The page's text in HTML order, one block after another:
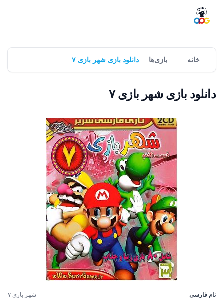
خانه بازی‌ها دانلود بازی شهر بازی ۷
دانلود بازی شهر بازی ۷
نام فارسی
شهر بازی ۷